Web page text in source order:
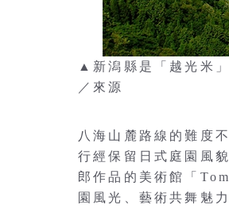
▲新潟縣是「越光米
／來源
八海山麓路線的難度
行經保留日式庭園風
郎作品的美術館「
園風光、藝術共舞魅力